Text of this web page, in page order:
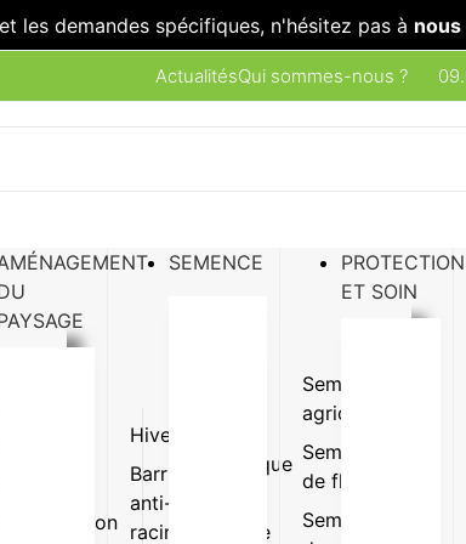
les demandes spécifiques, n'hésitez pas à
ActualitésQui sommes-nous ?
Suspension
Hivernage
Barrière
anti-
racine
synthétique
jardinière
SEMENCE
Semence
agricole
Semence
de fleur
Semence
PROTECTION
ET SOIN